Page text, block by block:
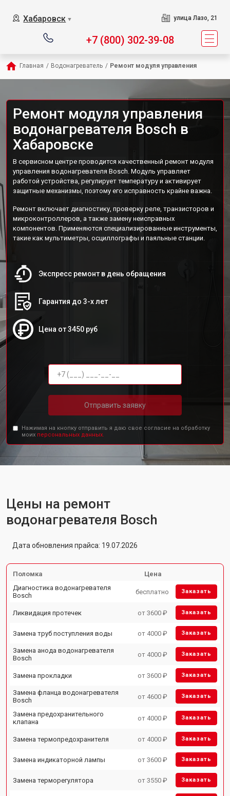
Хабаровск ▼ улица Лазо, 21
+7 (800) 302-39-08
Главная / Водонагреватель / Ремонт модуля управления
Ремонт модуля управления
водонагревателя Bosch в
Хабаровске
В сервисном центре проводится качественный ремонт модуля
управления водонагревателя Bosch. Модуль управляет
работой устройства, регулирует температуру и активирует
защитные механизмы, поэтому его исправность крайне важна.
Ремонт включает диагностику, проверку реле, транзисторов и
микроконтроллеров, а также замену неисправных
компонентов. Применяются специализированные инструменты,
такие как мультиметры, осциллографы и паяльные станции.
Экспресс ремонт в день обращения
Гарантия до 3-х лет
Цена от 3450 руб
Отправить заявку
Нажимая на кнопку отправить я даю свое согласие на обработку
моих персональных данных.
Цены на ремонт
водонагревателя Bosch
Дата обновления прайса: 19.07.2026
Поломка
Цена
Диагностика водонагревателя
Bosch
бесплатно Заказать
Ликвидация протечек от 3600 ₽ Заказать
Замена труб поступления воды от 4000 ₽ Заказать
Замена анода водонагревателя
Bosch
от 4000 ₽ Заказать
Замена прокладки от 3600 ₽ Заказать
Замена фланца водонагревателя
Bosch
от 4600 ₽ Заказать
Замена предохранительного
клапана
от 4000 ₽ Заказать
Замена термопредохранителя от 4000 ₽ Заказать
Замена индикаторной лампы от 3600 ₽ Заказать
Замена терморегулятора от 3550 ₽ Заказать